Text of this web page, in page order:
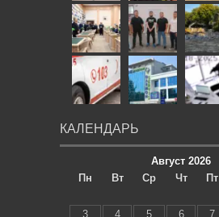
КАЛЕНДАРЬ
Август 2026
Пн
Вт Ср Чт Пт
3
4 5 6 7